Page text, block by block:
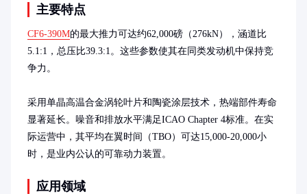
主要特点
CF6-390M的最大推力可达约62,000磅（276kN），涵道比
5.1:1，总压比39.3:1。这些参数使其在同类发动机中保持竞
争力。
采用单晶高温合金涡轮叶片和陶瓷涂层技术，热端部件寿命
显著延长。噪音和排放水平满足ICAO Chapter 4标准。在实
际运营中，其平均在翼时间（TBO）可达15,000-20,000小
时，是业内公认的可靠动力装置。
应用领域